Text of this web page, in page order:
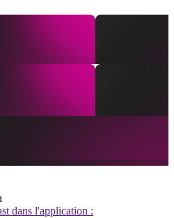
dans l'application :